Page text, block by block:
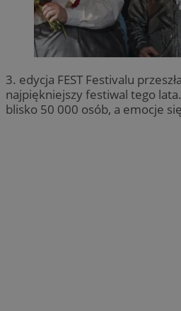
3. edycja FEST Festivalu
najpiękniejszy festiwal tego
blisko 50 000 osób, a emocje